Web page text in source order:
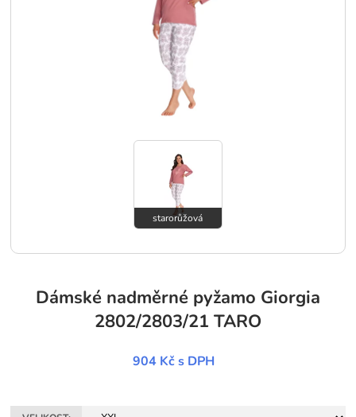
starorůžová
Dámské nadměrné pyžamo Giorgia
2802/2803/21 TARO
904 Kč s DPH